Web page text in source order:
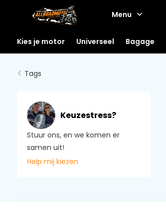
Menu
Kies je motor Universeel Bagage
Tags
Keuzestress?
Stuur ons, en we komen er
samen uit!
Help mij kiezen